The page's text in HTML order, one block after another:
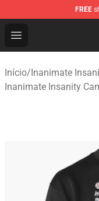
FREE
Open menu
Inanimate
Início/Inanimate
Inanimate Insanity